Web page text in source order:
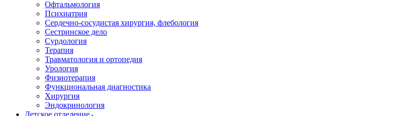
Офтальмология
Психиатрия
Сердечно-сосудистая хирургия, флебология
Сестринское дело
Сурдология
Терапия
Травматология и ортопедия
Урология
Физиотерапия
Функциональная диагностика
Хирургия
Эндокринология
Детское отделение